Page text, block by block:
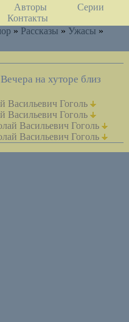
Авторы
Серии
Контакты
» Рассказы » Ужасы »
Вечера на хуторе близ
Васильевич Гоголь
Васильевич Гоголь
Васильевич Гоголь
Васильевич Гоголь